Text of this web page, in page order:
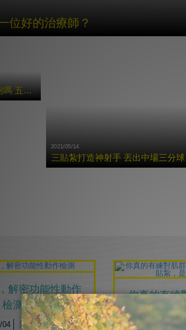
位好的治療師？
常扭傷還能跑嗎 五招腳踝保養術讓你享受奔馳快感
2021/05/14
三貼紮打造神射手 丟出中場三分球
解密功能性動作
檢測
04 運動訓練
你真的有練
看不受傷的